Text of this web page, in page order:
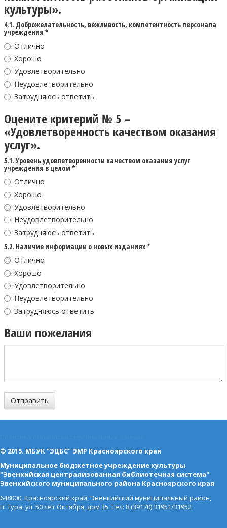
культуры».
4.1. Доброжелательность, вежливость, компетентность персонала
учреждения *
Отлично
Хорошо
Удовлетворительно
Неудовлетворительно
Затрудняюсь ответить
Оцените критерий № 5 –
«Удовлетворенность качеством оказания
услуг».
5.1. Уровень удовлетворенности качеством оказания услуг
учреждения в целом *
Отлично
Хорошо
Удовлетворительно
Неудовлетворительно
Затрудняюсь ответить
5.2. Наличие информации о новых изданиях *
Отлично
Хорошо
Удовлетворительно
Неудовлетворительно
Затрудняюсь ответить
Ваши пожелания
© 2015. МБУК "ЭЦБС" ЭМР Красноярского края
Муниципальное бюджетное учреждение культуры
"Эвенкийская централизованная библиотечная система"
Эвенкийского муниципального района Красноярского края
648000, Красноярский край, Эвенкийский муниципальный район,
п. Тура, ул. 50 лет Октября, дом 35. тел: 8 (39170) 31951/31952